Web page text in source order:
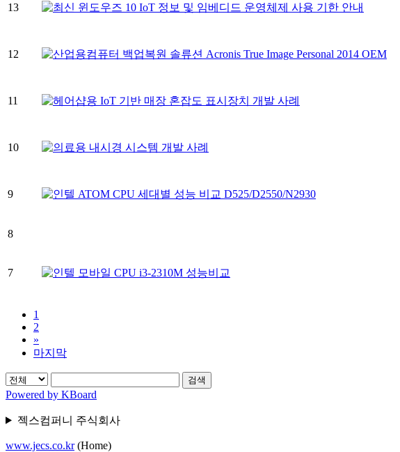
13
12
11
10
9
8
7
1
2
»
마지막
검색
Powered by KBoard
젝스컴퍼니 주식회사
www.jecs.co.kr(Home)